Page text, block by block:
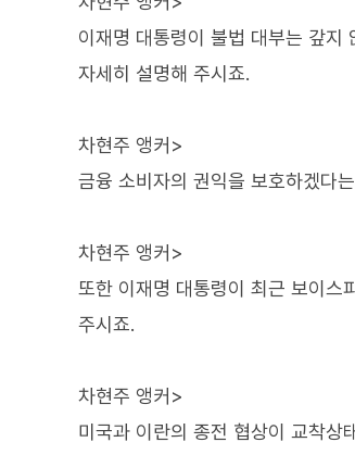
이재명 대통령이 불법 대부는 갚지
자세히 설명해 주시죠.
차현주 앵커>
금융 소비자의 권익을 보호하겠다
차현주 앵커>
또한 이재명 대통령이 최근 보이스
주시죠.
차현주 앵커>
미국과 이란의 종전 협상이 교착상